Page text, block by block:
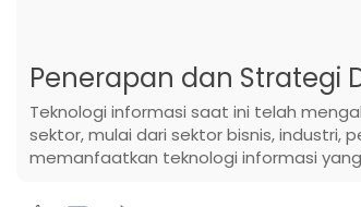
Penerapan dan Strategi
Teknologi informasi saat ini telah
sektor, mulai dari sektor bisnis,
memanfaatkan teknologi informasi